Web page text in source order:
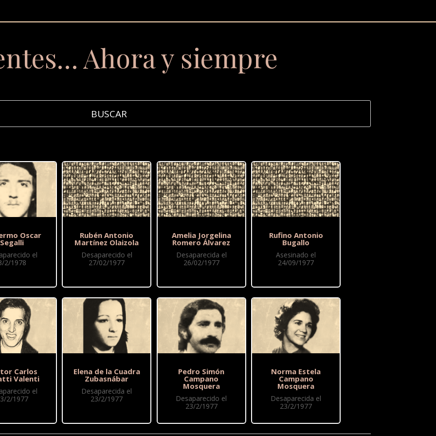
Ahora y siempre
Oscar
Segalli
el
2/1978
Carlos
Valenti
el
2/1977
Rubén Antonio
Martínez Olaizola
Desaparecido el
27/02/1977
Elena de la Cuadra
Zubasnábar
Desaparecida el
23/2/1977
Amelia Jorgelina
Romero Álvarez
Desaparecida el
26/02/1977
Pedro Simón
Campano
Mosquera
Desaparecido el
23/2/1977
Rufino Antonio
Bugallo
Asesinado el
24/09/1977
Norma Estela
Campano
Mosquera
Desaparecida el
23/2/1977